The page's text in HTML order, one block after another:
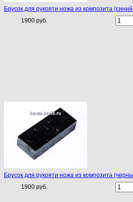
Брусок для рукояти ножа из композита
1900 руб.
Брусок для рукояти ножа из композита
1900 руб.